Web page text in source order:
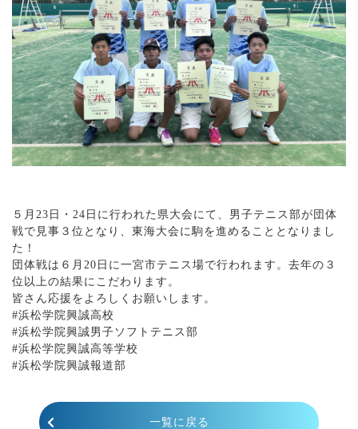
５月23日・24日に行われた県大会にて、男子テニス部が団体
戦で見事３位となり、東海大会に駒を進めることとなりまし
た！
団体戦は６月20日に一宮市テニス場で行われます。去年の３
位以上の結果にこだわります。
皆さん応援をよろしくお願いします。
#浜松学院興誠高校
#浜松学院興誠男子ソフトテニス部
#浜松学院興誠高等学校
#浜松学院興誠報道部
一覧に戻る